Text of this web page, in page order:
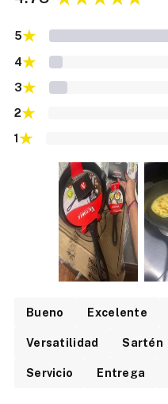
5★
4★
3★
2★
1★
Bueno Excelente
Versatilidad Sartén
Servicio Entrega